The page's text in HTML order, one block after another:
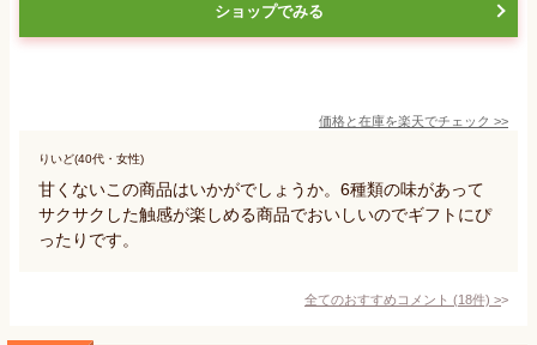
ショップでみる
価格と在庫を楽天でチェック >>
りいど(40代・女性)
甘くないこの商品はいかがでしょうか。6種類の味があって
サクサクした触感が楽しめる商品でおいしいのでギフトにぴ
ったりです。
全てのおすすめコメント (18件) >